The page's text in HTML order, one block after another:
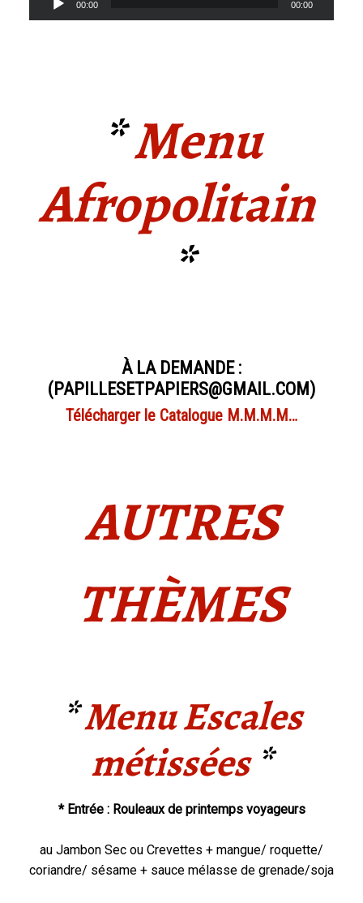
audio 00:00 00:00
*Menu
Afropolitain
*
À LA DEMANDE :
(PAPILLESETPAPIERS@GMAIL.COM)
Télécharger le Catalogue M.M.M.M…
AUTRES
THÈMES
*MenuEscales
métissées*
* Entrée : Rouleaux de printemps voyageurs
au Jambon Sec ou Crevettes + mangue/ roquette/
coriandre/ sésame + sauce mélasse de grenade/soja